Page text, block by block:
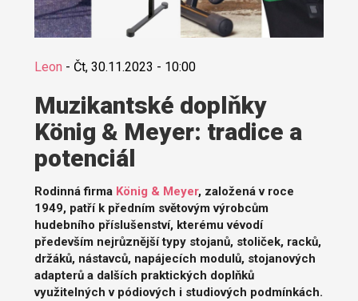
Leon - Čt, 30.11.2023 - 10:00
Muzikantské doplňky
König & Meyer: tradice a
potenciál
Rodinná firma König & Meyer, založená v roce
1949, patří k předním světovým výrobcům
hudebního příslušenství, kterému vévodí
především nejrůznější typy stojanů, stoliček, racků,
držáků, nástavců, napájecích modulů, stojanových
adapterů a dalších praktických doplňků
využitelných v pódiových i studiových podmínkách.